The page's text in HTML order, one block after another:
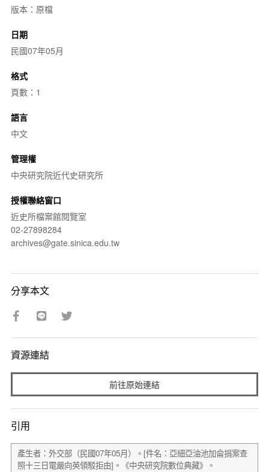
版本：原檔
日期
民國07年05月
格式
頁數：1
語言
中文
管理權
中央研究院近代史研究所
授權聯絡窗口
近史所檔案館閱覽室
02-27898284
archives@gate.sinica.edu.tw
分享本文
資源連結
前往原始連結
引用